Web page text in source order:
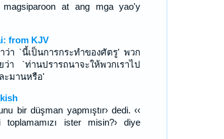
at ang mga yao'y
from KJV
ว่า `นี้เป็นการกระทำของศัตรู' พวก
ว่า `ท่านปรารถนาจะให้พวกเราไป
ะมานหรือ'
bir düşman yapmıştır› dedi. ‹‹
toplamamızı ister misin?› diye